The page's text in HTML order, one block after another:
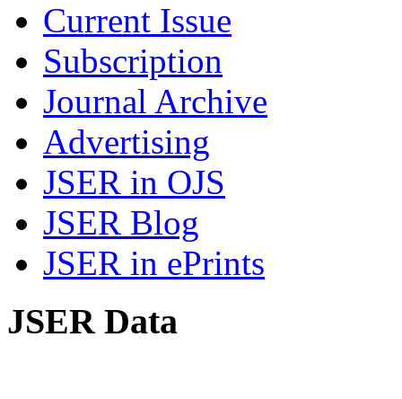
Current Issue
Subscription
Journal Archive
Advertising
JSER in OJS
JSER Blog
JSER in ePrints
JSER Data